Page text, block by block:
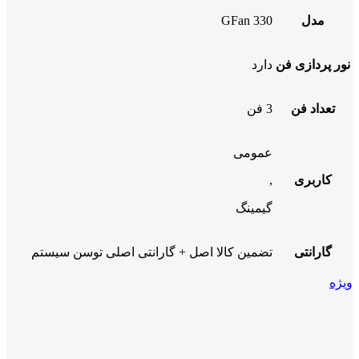
مدل GFan 330
نور پردازی فن دارد
تعداد فن 3 فن
کاربری
عمومی
,
گیمینگ
گارانتی تضمین کالا اصل + گارانتی اصلی توسن سیستم
ویژه